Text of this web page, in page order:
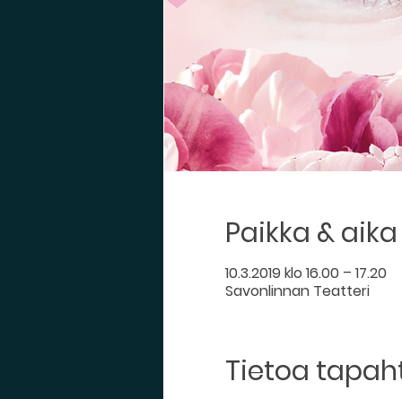
Paikka & aika
10.3.2019 klo 16.00 – 17.20
Savonlinnan Teatteri
Tietoa